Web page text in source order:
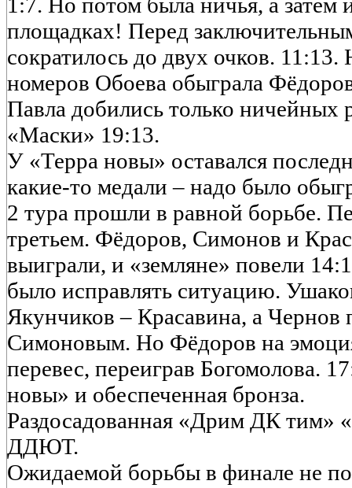
1:7. Но потом была ничья, а затем
площадках! Перед
сократилось до двух очков.
номеров Обоева обыграла
Павла добились только ничейных
«Маски» 19:13.
У «Терра новы» оставался
какие-то медали – надо было
2 тура прошли в равной борьбе.
третьем. Фёдоров, Симонов и
выиграли, и «земляне» повели
было исправлять ситуацию.
Якунчиков – Красавина, а Чернов
Симоновым. Но Фёдоров на
перевес, переиграв Богомолова.
новы» и обеспеченная бронза.
Раздосадованная «Дрим ДК тим»
ДДЮТ.
Ожидаемой борьбы в финале не